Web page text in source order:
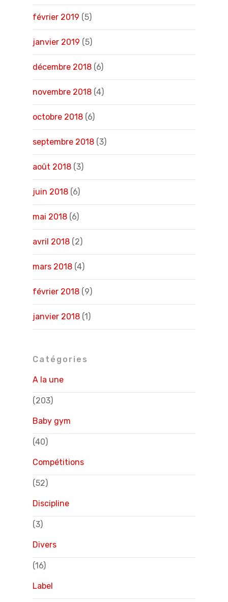
février 2019 (5)
janvier 2019 (5)
décembre 2018 (6)
novembre 2018 (4)
octobre 2018 (6)
septembre 2018 (3)
août 2018 (3)
juin 2018 (6)
mai 2018 (6)
avril 2018 (2)
mars 2018 (4)
février 2018 (9)
janvier 2018 (1)
Catégories
A la une
(203)
Baby gym
(40)
Compétitions
(52)
Discipline
(3)
Divers
(16)
Label